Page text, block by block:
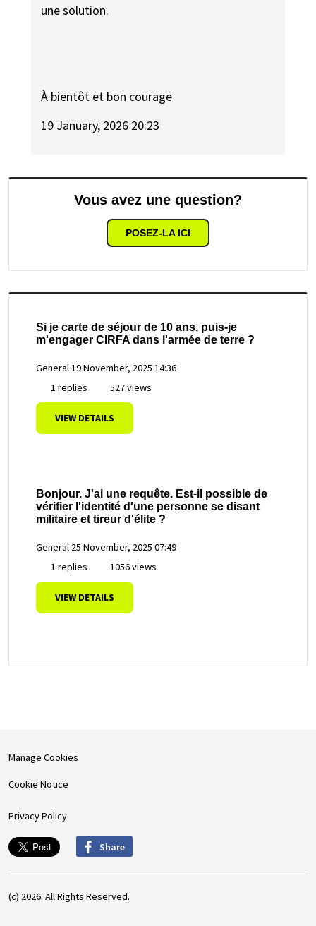
une solution.
À bientôt et bon courage
19 January, 2026 20:23
Vous avez une question?
POSEZ-LA ICI
Si je carte de séjour de 10 ans, puis-je
m'engager CIRFA dans l'armée de terre ?
General19 November, 2025 14:36
1 replies
527 views
VIEW DETAILS
Bonjour. J'ai une requête. Est-il possible de
vérifier l'identité d'une personne se disant
militaire et tireur d'élite ?
General 25 November, 2025 07:49
1 replies
1056 views
VIEW DETAILS
Manage Cookies
Cookie Notice
Privacy Policy
Share
(c) 2026. All Rights Reserved.